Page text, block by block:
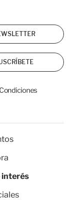
interés